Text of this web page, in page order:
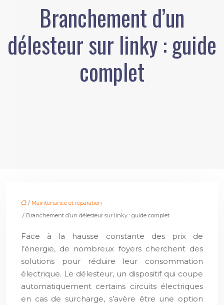
Branchement d’un
délesteur sur linky : guide
complet
/ Maintenance et réparation
/ Branchement d’un délesteur sur linky : guide complet
Face à la hausse constante des prix de
l’énergie, de nombreux foyers cherchent des
solutions pour réduire leur consommation
électrique. Le délesteur, un dispositif qui coupe
automatiquement certains circuits électriques
en cas de surcharge, s’avère être une option